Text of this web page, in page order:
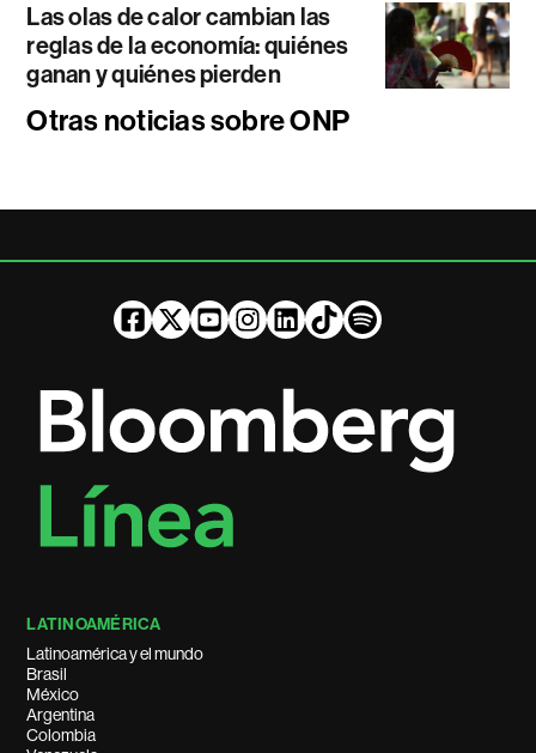
Las olas de calor cambian las
reglas de la economía: quiénes
ganan y quiénes pierden
Otras noticias sobre ONP
LATINOAMÉRICA
Latinoamérica y el mundo
Brasil
México
Argentina
Colombia